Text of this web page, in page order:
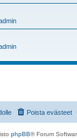
Poista evästeet
phpBB® Forum